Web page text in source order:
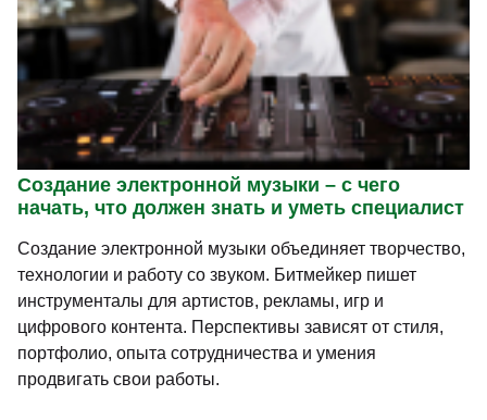
Создание электронной музыки – с чего
начать, что должен знать и уметь специалист
Создание электронной музыки объединяет творчество,
технологии и работу со звуком. Битмейкер пишет
инструменталы для артистов, рекламы, игр и
цифрового контента. Перспективы зависят от стиля,
портфолио, опыта сотрудничества и умения
продвигать свои работы.